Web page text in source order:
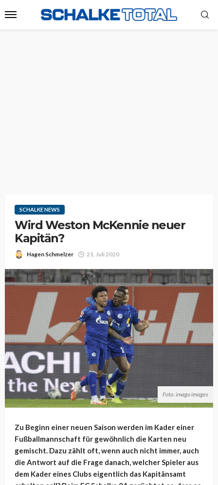
SCHALKE NEWS
Wird Weston McKennie neuer
Kapitän?
Hagen Schmelzer 21. Juli 2020
Foto: imago images
Zu Beginn einer neuen Saison werden im Kader einer
Fußballmannschaft für gewöhnlich die Karten neu
gemischt. Dazu zählt oft, wenn auch nicht immer, auch
die Antwort auf die Frage danach, welcher Spieler aus
dem Kader eines Clubs eigentlich das Kapitänsamt